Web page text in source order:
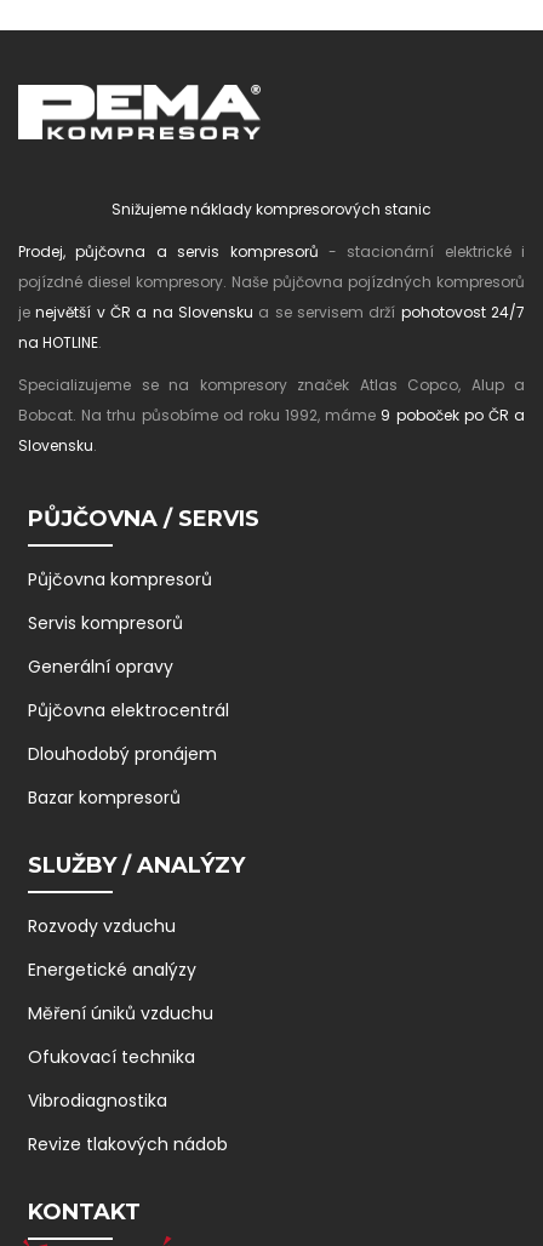
Snižujeme náklady kompresorových stanic
Prodej, půjčovna a servis kompresorů - stacionární elektrické i
pojízdné diesel kompresory. Naše půjčovna pojízdných kompresorů
jenejvětší v ČR a na Slovensku a se servisem drží pohotovost 24/7
na HOTLINE.
Specializujeme se na kompresory značek Atlas Copco, Alup a
Bobcat. Na trhu působíme od roku 1992, máme 9 poboček po ČR a
Slovensku.
PŮJČOVNA / SERVIS
Půjčovna kompresorů
Servis kompresorů
Generální opravy
Půjčovna elektrocentrál
Dlouhodobý pronájem
Bazar kompresorů
SLUŽBY / ANALÝZY
Rozvody vzduchu
Energetické analýzy
Měření úniků vzduchu
Ofukovací technika
Vibrodiagnostika
Revize tlakových nádob
KONTAKT